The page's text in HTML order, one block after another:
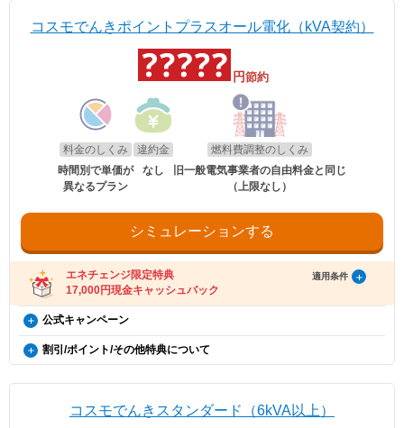
※「@enechange.co.jp および @enechange.jp」からのメールが受信できるよ
う、あらかじめ設定をお願いいたします。
号：北海道財務局長第00002号）の「送金サービス」を利用しております。
以下のお客さまは特典の対象外です。
・エネチェンジのオンラインサービス経由以外から申し込みされた場合。
・既にコスモでんき（特典の対象プラン）をご契約中の場合。
・電気を使用開始した日から12カ月以内に契約を解約された場合。
・電気を使用開始した日から12カ月以内にお引越しされた場合。
・電気を使用開始した日から12カ月以内に特典対象外のプランに契約を変更され
た場合。
・特典のご案内メールに記載されている有効期限内にお受取いただけなかった場
・電気料金の未払いがある場合。
・過去にコスモでんきとご契約されたことがある場合。
※お申込み内容に不足・不備等があり、特典実施期間内に不備等が解消されない
場合は、本特典は適用されません。
※本提供条件書記載事項以外の部分については、コスモ石油マーケティング株式
会社の「電気需給約款」の規定を適用いたします。
※コスモ石油マーケティング株式会社が不正なお申し込みと判断した場合、本特
典は適用となりません。
※エネチェンジの節約額には上記割引額は含まれておりません。
エネチェンジのオンラインサービス経由で「コスモ
でんき」に申し込んだ方に、キャッシュバックを行
以下の条件をすべて満たしたお客さまが、コスモ石油マーケティング株式会社が
提供する「コスモでんき×エネチェンジ キャッシュバック特典」(以下、「本特
典」とします)の対象となります。
・特典実施期間中に対象プランをエネチェンジのオンラインサービス経由でお申
し込みいただくこと。
・お申し込みから3カ月以内にコスモでんきの供給を開始していること。
・お申し込み時にメールアドレスが入力されていること。
・電気の使用開始日から12カ月間の電気料金支払い額がキャッシュバック金額を
・電気料金の未払いがないこと。
受け取り方法
・適用条件の契約継続期間を達成後2カ月後の月末までに、エネチェンジより特典
（ご登録のメールアドレスに誤りがあった場合、特典お受け取りの手続きがで
きませんのでご注意ください。）
り方法の登録をお願いいたします。
・特典お受け取りの有効期限は、エネチェンジからのご案内メール送信後90日以
※「@enechange.co.jp および @enechange.jp」からのメールが受信できるよ
う、あらかじめ設定をお願いいたします。
なお、「月間」とは前月の検針日から当月の検針日の前日までを指しま
す。
※月の途中で契約開始、廃止した場合にも、日割りはせず、割引を適用
※電気使用量が条件に満たない月は割引はございません。
※詳細はコスモでんきホームページをご確認ください。
電気・ガス料金支援
政府の「電気・ガス料金支援」の一環として、2026年8月分（7月使用
分）および2026年10月分（9月使用分）は一律3.5円/kWh、2026年9月
分（8月使用分）については一律4.5円/kWhを毎月の電気料金から値引
きします。
ご利用中のすべての方が対象となり、別途お申し込みは不要です。
・2026年8月分〜2026年10月分の料金に適用されます。
・エネチェンジでは、割引額を一律で診断結果に反映しています。
・詳細は、国のHP・請求書や検針票・ご契約中の電力会社・ガス会社
のHPをご確認ください。
きを新規ご契約いただくと、月々の電気料金が、スタンダード・グリー
ンは500円割引、ポイントプラス・セレクトはdポイント500ポイント割
引になります。（※）EV車両の対象には、EV/PHV/FCV含みます。
・コスモでんきを新規ご契約の方。
・2020年12月21日以降にEV・PHEV・FCVを新車新規登録または
新車新規検査届出されていること。中古車も適用対象となります。
・対象車両1台につき、コスモでんき1契約までの適用。
・EV特別割は、月間使用量が500kWhを超えた月に適用。
※手続き方法
さまセンター（0120-530-155）へご連絡いただくようお願い申し
だいたことと、お申込み日付を電話口でお伝えください。
・コスモでんきお客さまセンターの受付時間は月〜土 9:00～
18:00（日曜祝日・夏期休暇・年末年始除く）です。
お申し込み時の注意事項
※証明書類は現在所有している事を示すご契約者様名義の期間内「車検
証」または「契約書」のコピーとなります。
※同一住所にて同居されているご家族様であれば、車検証名義とでんき
※エネチェンジの節約額には上記割引額は含まれておりません。
コスモでんきポイントプラスオール電化（kVA契約）
円節約
料金のしくみ
時間別で単価が
異なるプラン
違約金
なし
燃料費調整のしくみ
旧一般電気事業者の自由料金と同じ
（上限なし）
シミュレーションする
エネチェンジ限定特典 適用条件
17,000円現金キャッシュバック
コスモでんき×エネチェンジ キャッシュバック特典（12カ
月間の電気料金支払い額がキャッシュバック金額を超える
方限定）
エネチェンジのオンラインサービス経由で「コスモ
公式キャンペーン
dポイント
毎月のポイント対象電気料金に応じてdポイントを進呈致します。
抜となります。
割引/ポイント/その他特典について
きを新規ご契約いただくと、月々の電気料金が、スタンダード・グリー
ンは500円割引、ポイントプラス・セレクトはdポイント500ポイント割
コスモでんきスタンダード（6kVA以上）